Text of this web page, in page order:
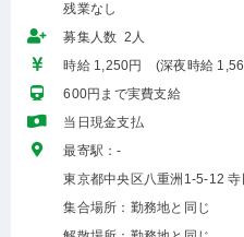
残業なし
募集人数 2人
時給 1,250円 (深夜時給
600円まで実費支給
当日現金支払
最寄駅：-
東京都中央区八重洲1-5-12
集合場所：勤務地と同じ